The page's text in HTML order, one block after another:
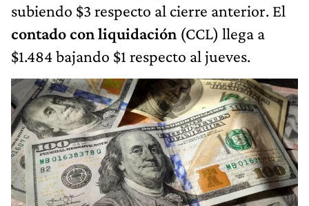
subiendo $3 respecto al cierre anterior. El
contado con liquidación (CCL) llega a
$1.484 bajando $1 respecto al jueves.